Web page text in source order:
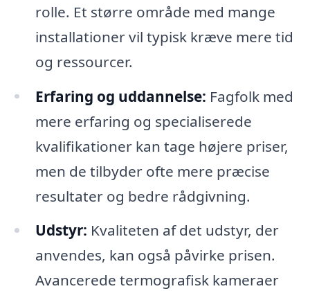
rolle. Et større område med mange
installationer vil typisk kræve mere tid
og ressourcer.
Erfaring og uddannelse: Fagfolk med
mere erfaring og specialiserede
kvalifikationer kan tage højere priser,
men de tilbyder ofte mere præcise
resultater og bedre rådgivning.
Udstyr: Kvaliteten af det udstyr, der
anvendes, kan også påvirke prisen.
Avancerede termografisk kameraer